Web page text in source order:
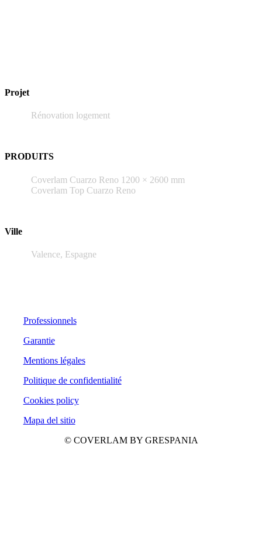
Projet
Rénovation logement
PRODUITS
Coverlam Cuarzo Reno 1200 × 2600 mm
Coverlam Top Cuarzo Reno
Ville
Valence, Espagne
Professionnels
Garantie
Mentions légales
Politique de confidentialité
Cookies policy
Mapa del sitio
© COVERLAM BY GRESPANIA